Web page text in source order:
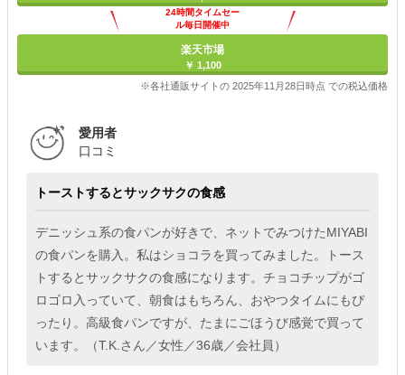
24時間タイムセー
ル毎日開催中
楽天市場
￥ 1,100
※各社通販サイトの 2025年11月28日時点 での税込価格
愛用者
口コミ
トーストするとサックサクの食感
デニッシュ系の食パンが好きで、ネットでみつけたMIYABI
の食パンを購入。私はショコラを買ってみました。トース
トするとサックサクの食感になります。チョコチップがゴ
ロゴロ入っていて、朝食はもちろん、おやつタイムにもぴ
ったり。高級食パンですが、たまにごほうび感覚で買って
います。（T.K.さん／女性／36歳／会社員）